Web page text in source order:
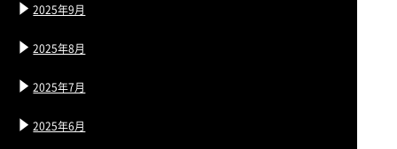
2025年9月
2025年8月
2025年7月
2025年6月